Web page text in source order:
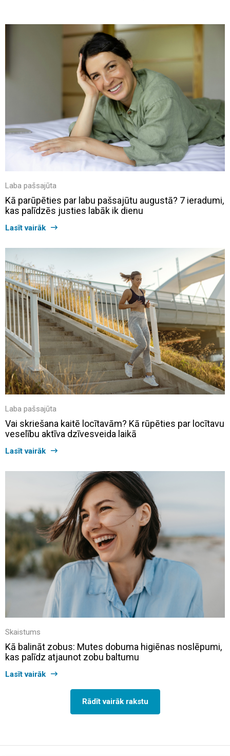
Laba pašsajūta
Kā parūpēties par labu pašsajūtu augustā? 7 ieradumi,
kas palīdzēs justies labāk ik dienu
Lasīt vairāk
Laba pašsajūta
Vai skriešana kaitē locītavām? Kā rūpēties par locītavu
veselību aktīva dzīvesveida laikā
Lasīt vairāk
Skaistums
Kā balināt zobus: Mutes dobuma higiēnas noslēpumi,
kas palīdz atjaunot zobu baltumu
Lasīt vairāk
Rādīt vairāk rakstu